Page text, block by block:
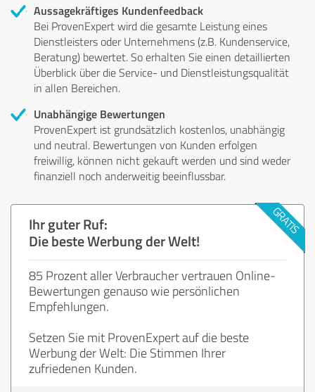
Aussagekräftiges Kundenfeedback
Bei ProvenExpert wird die gesamte Leistung eines
Dienstleisters oder Unternehmens (z.B. Kundenservice,
Beratung) bewertet. So erhalten Sie einen detaillierten
Überblick über die Service- und Dienstleistungsqualität
in allen Bereichen.
Unabhängige Bewertungen
ProvenExpert ist grundsätzlich kostenlos, unabhängig
und neutral. Bewertungen von Kunden erfolgen
freiwillig, können nicht gekauft werden und sind weder
finanziell noch anderweitig beeinflussbar.
Ihr guter Ruf:
Die beste Werbung der Welt!
85 Prozent aller Verbraucher vertrauen Online-
Bewertungen genauso wie persönlichen
Empfehlungen.
Setzen Sie mit ProvenExpert auf die beste
Werbung der Welt: Die Stimmen Ihrer
zufriedenen Kunden.